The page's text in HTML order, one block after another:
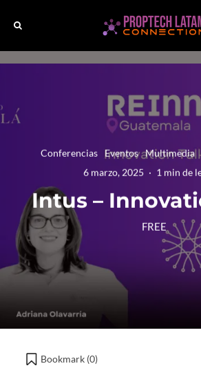
Conferencias Eventos Multimedia
6 marzo, 2025 · 1 min de
Intus –
FREE
Bookmark (0)